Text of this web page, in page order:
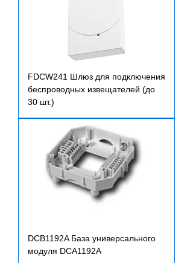
FDCW241 Шлюз для подключения
беспроводных извещателей (до
30 шт.)
DCB1192A База универсального
модуля DCA1192A